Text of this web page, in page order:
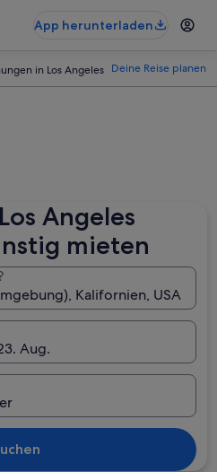
App herunterladen
in Los Angeles Deine Reise planen
Angeles
mieten
Kalifornien, USA
Aug.